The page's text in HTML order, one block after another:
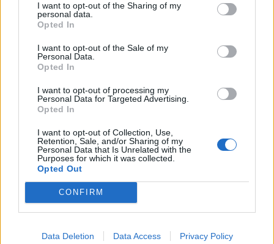
I want to opt-out of the Sharing of my
personal data.
Opted In
I want to opt-out of the Sale of my
Personal Data.
Opted In
I want to opt-out of processing my
Personal Data for Targeted Advertising.
Opted In
I want to opt-out of Collection, Use,
Retention, Sale, and/or Sharing of my
Personal Data that Is Unrelated with the
Purposes for which it was collected.
Opted Out
CONFIRM
Data Deletion Data Access Privacy Policy
δραστηριότητες, συμπεριλαμβανομένων και των
βραχυχρόνιων μισθώσεων. Ενδεικτικά, προωθούνται
μέτρα οργάνωσης και ελέγχου της βραχυχρόνιας
μίσθωσης, όπως:
ακινήτων σε βραχυχρόνια μίσθωση, ιδίως σε
συνάρτηση με τη χρήση τους για κύρια κατοικία,
β) η ρύθμιση της χρονικής διάρκειας της
δραστηριότητας ανά έτος,
γ) η θέσπιση γεωγραφικών ζωνών απαγόρευσης ή
περιορισμού της δραστηριότητας,
δ) Περιορισμούς ως προς την ανάπτυξη νέας προσφοράς
πίεση ή ιδιαίτερα γεωγραφικά χαρακτηριστικά,